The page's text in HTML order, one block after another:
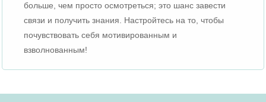
больше, чем просто осмотреться; это шанс завести
связи и получить знания. Настройтесь на то, чтобы
почувствовать себя мотивированным и
взволнованным!